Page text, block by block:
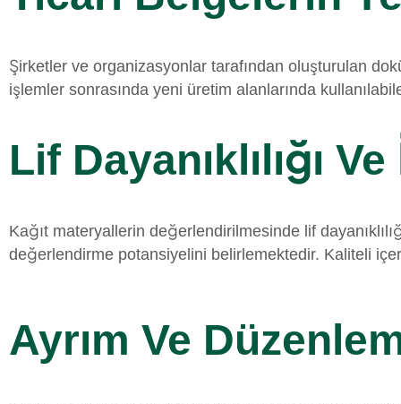
Şirketler ve organizasyonlar tarafından oluşturulan
işlemler sonrasında yeni üretim alanlarında
Lif Dayanıklılığı
Kağıt materyallerin değerlendirilmesinde lif
değerlendirme potansiyelini belirlemektedir. Kaliteli
Ayrım Ve